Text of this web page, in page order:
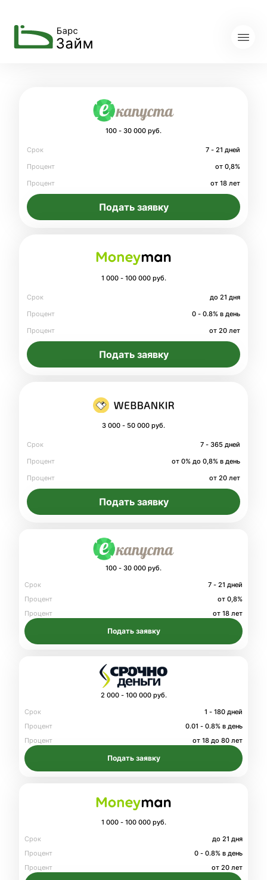
100 - 30 000 руб.
Срок
7 - 21 дней
Процент
от 0,8%
Процент
от 18 лет
Подать заявку
1 000 - 100 000 руб.
Срок
до 21 дня
Процент
0 - 0.8% в день
Процент
от 20 лет
Подать заявку
3 000 - 50 000 руб.
Срок
7 - 365 дней
Процент
от 0% до 0,8% в день
Процент
от 20 лет
Подать заявку
100 - 30 000 руб.
Срок
7 - 21 дней
Процент
от 0,8%
Процент
от 18 лет
Подать заявку
2 000 - 100 000 руб.
Срок
1 - 180 дней
Процент
0.01 - 0.8% в день
Процент
от 18 до 80 лет
Подать заявку
1 000 - 100 000 руб.
Срок
до 21 дня
Процент
0 - 0.8% в день
Процент
от 20 лет